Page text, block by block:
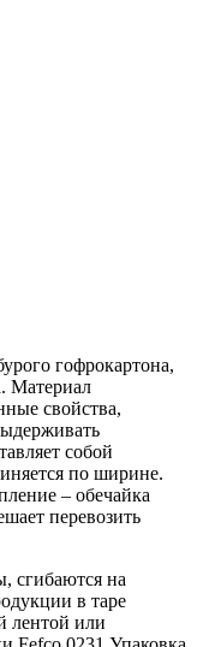
гофрокартона,
Материал
свойства,
собой
по ширине.
– обечайка
перевозить
сгибаются на
в таре
лентой или